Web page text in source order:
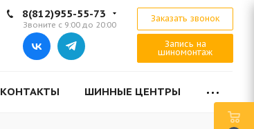
8(812)955-55-73
Звоните с 9:00 до 20:00
Заказать звонок
Запись на
шиномонтаж
КОНТАКТЫ ШИННЫЕ ЦЕНТРЫ